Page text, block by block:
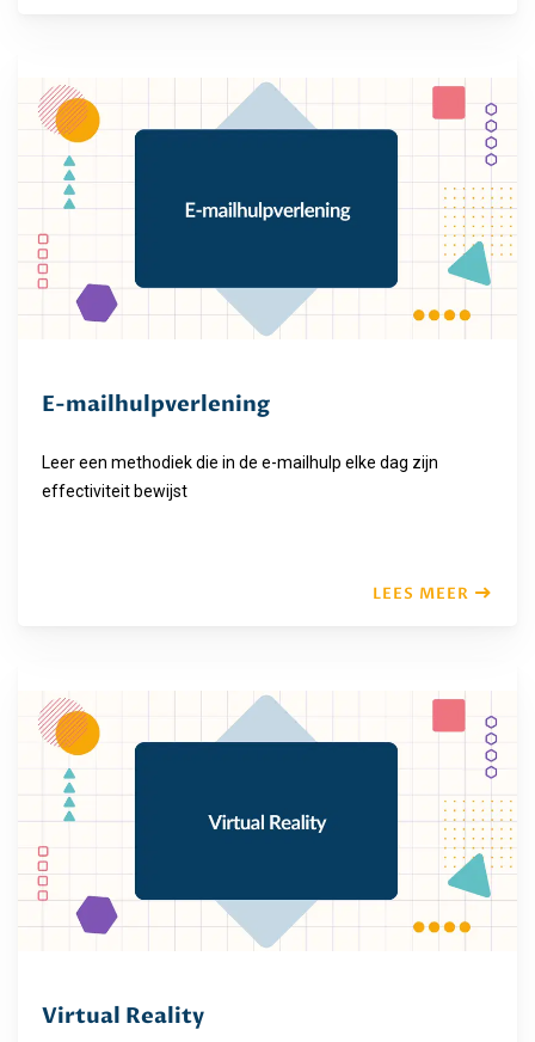
E-mailhulpverlening
Leer een methodiek die in de e-mailhulp elke dag zijn
effectiviteit bewijst
LEES MEER
Virtual Reality